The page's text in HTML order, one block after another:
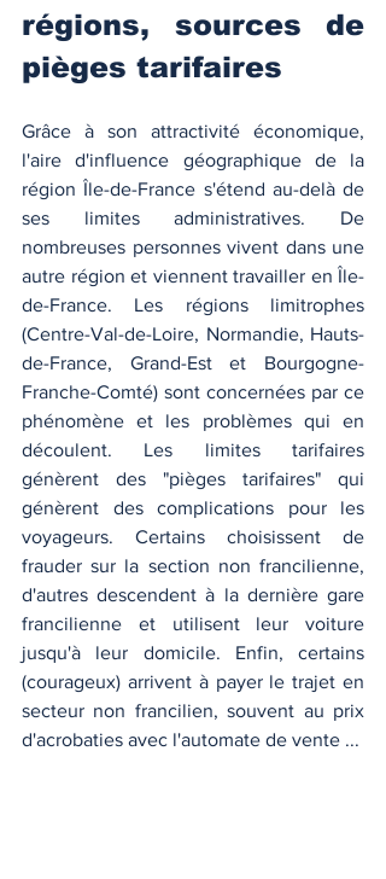
régions, sources de
pièges tarifaires
Grâce à son attractivité économique,
l'aire d'influence géographique de la
région Île-de-France s'étend au-delà de
ses limites administratives. De
nombreuses personnes vivent dans une
autre région et viennent travailler en Île-
de-France. Les régions limitrophes
(Centre-Val-de-Loire, Normandie, Hauts-
de-France, Grand-Est et Bourgogne-
Franche-Comté) sont concernées par ce
phénomène et les problèmes qui en
découlent. Les limites tarifaires
génèrent des "pièges tarifaires" qui
génèrent des complications pour les
voyageurs. Certains choisissent de
frauder sur la section non francilienne,
d'autres descendent à la dernière gare
francilienne et utilisent leur voiture
jusqu'à leur domicile. Enfin, certains
(courageux) arrivent à payer le trajet en
secteur non francilien, souvent au prix
d'acrobaties avec l'automate de vente ...